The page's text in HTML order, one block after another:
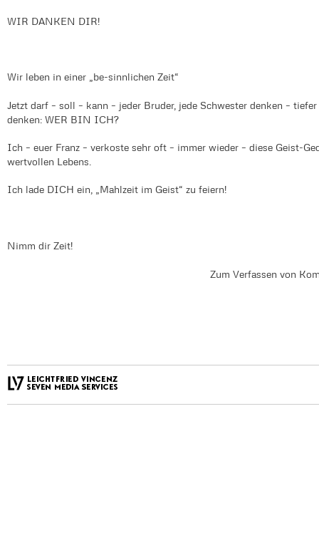
WIR DANKEN DIR!
Wir leben in einer „be-sinnlichen Zeit“
Jetzt darf – soll – kann – jeder Bruder, jede Schwester denken –
denken: WER BIN ICH?
Ich – euer Franz – verkoste sehr oft – immer wieder – diese Geist-
wertvollen Lebens.
Ich lade DICH ein, „Mahlzeit im Geist“ zu feiern!
Nimm dir Zeit!
Zum Verfassen von